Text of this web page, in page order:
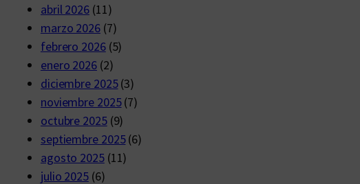
abril 2026(11)
marzo 2026(7)
febrero 2026(5)
enero 2026(2)
diciembre 2025(3)
noviembre 2025(7)
octubre 2025(9)
septiembre 2025(6)
agosto 2025(11)
julio 2025(6)